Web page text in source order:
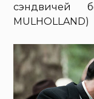
сэндвичей
MULHOLLAND)